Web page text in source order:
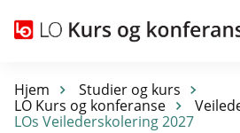
Hjem
Studier og kurs
LO Kurs og konferanse
LOs Veilederskolering 2027